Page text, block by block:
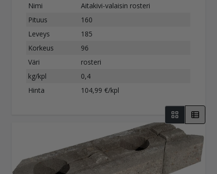
Nimi
Aitakivi-valaisin rosteri
Pituus
160
Leveys
185
Korkeus
96
Väri
rosteri
kg/kpl
0,4
Hinta
104,99 €/kpl